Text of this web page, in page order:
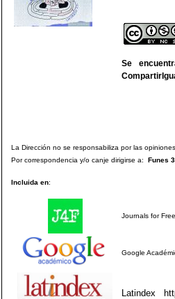
Se
La Dirección no se responsabiliza por las
Por correspondencia y/o canje dirigirse a: Funes
Incluida en:
Journals for Free
Google
Latindex